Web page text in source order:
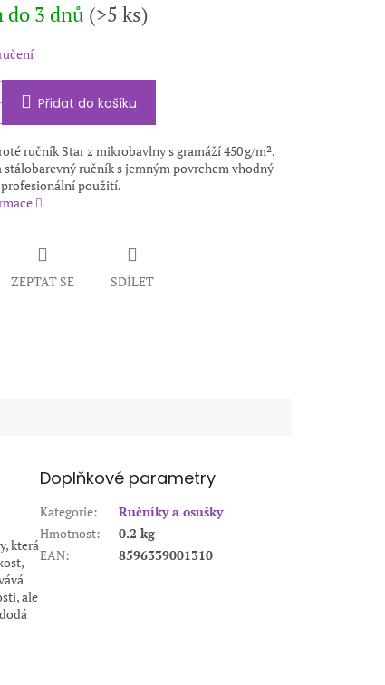
do 3 dnů (>5 ks)
Přidat do košíku
ručník Star z mikrobavlny s gramáží 450 g/m².
stálobarevný ručník s jemným povrchem vhodný
použití.
ZEPTAT SE SDÍLET
která
ale
Doplňkové parametry
Kategorie:
Ručníky a osušky
Hmotnost:
0.2 kg
EAN: 8596339001310